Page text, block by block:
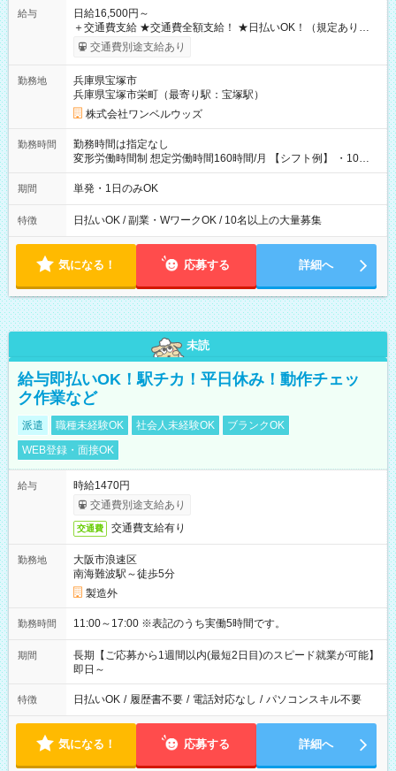
給与
日給16,500円～
＋交通費支給 ★交通費全額支給！ ★日払いOK！（規定あり） ┗
働いたその日に現金GET♪ お仕事後はコンビニATMから 日払
交通費別途支給あり
勤務地
兵庫県宝塚市
兵庫県宝塚市栄町（最寄り駅：宝塚駅）
株式会社ワンベルウッズ
勤務時間
勤務時間は指定なし
変形労働時間制 想定労働時間160時間/月 【シフト例】 ・10：
00～20：00
期間 単発・1日のみOK
特徴 日払いOK / 副業・WワークOK / 10名以上の大量募集
気になる！ 応募する 詳細へ
未読
給与即払いOK！駅チカ！平日休み！動作チェッ
ク作業など
派遣 職種未経験OK 社会人未経験OK
ブランクOK
WEB登録・面接OK
給与
時給1470円
交通費別途支給あり
交通費 交通費支給有り
勤務地
大阪市浪速区
南海難波駅～徒歩5分
製造外
勤務時間 11:00～17:00 ※表記のうち実働5時間です。
期間
長期【ご応募から1週間以内(最短2日目)のスピード就業が可能】
即日～
特徴 日払いOK / 履歴書不要 / 電話対応なし / パソコンスキル不要
気になる！ 応募する 詳細へ